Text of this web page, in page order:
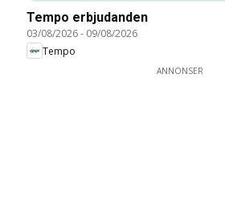
Tempo erbjudanden
03/08/2026- 09/08/2026
Tempo
ANNONSER